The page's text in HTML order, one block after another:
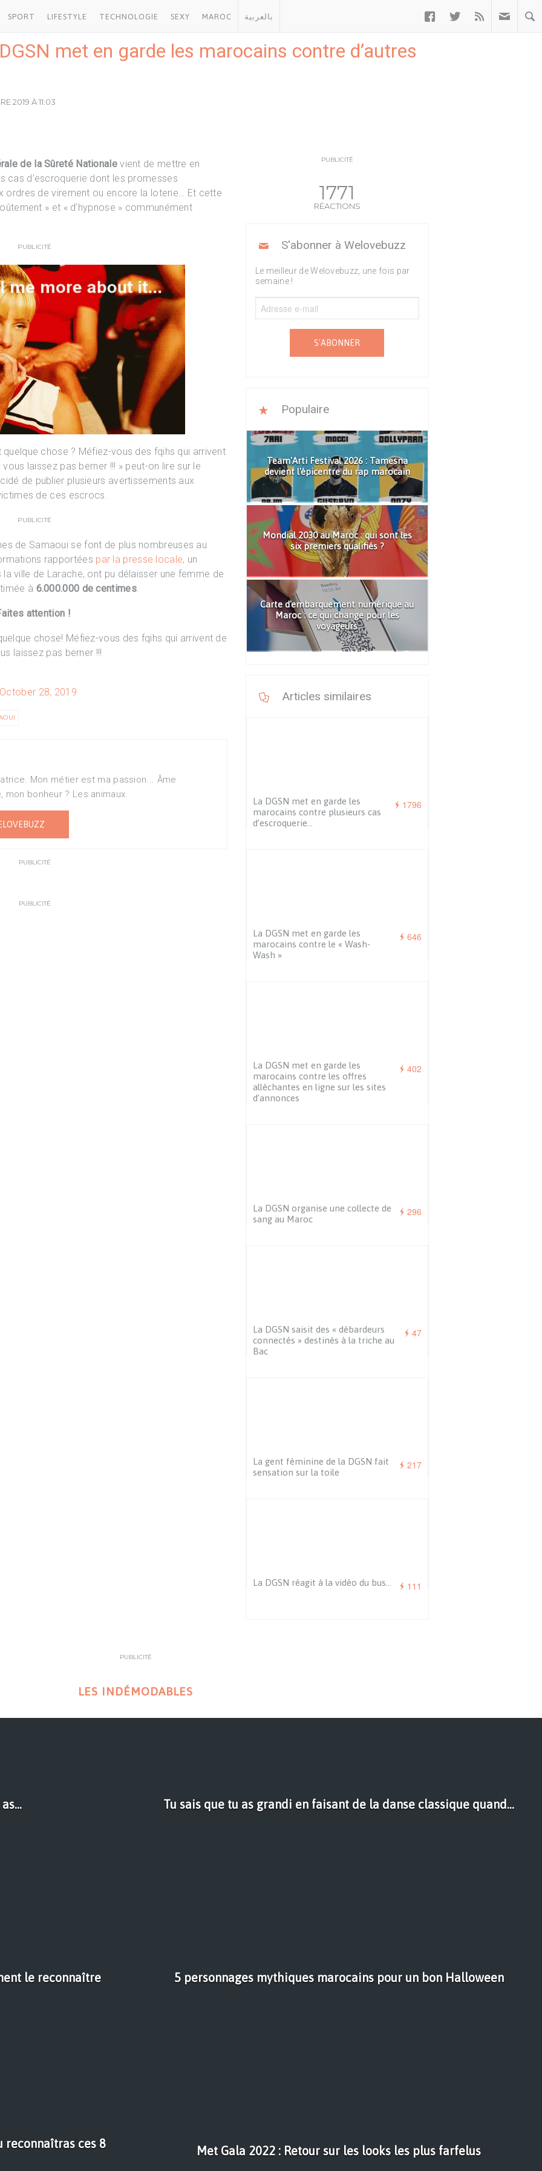
SPORT LIFESTYLE TECHNOLOGIE SEXY MAROC بالعربية   
met en garde les marocains contre d’autres
2019 À 11:03
de la Sûreté Nationalevient de mettre en
cas d’escroquerie dont les promesses
ordres de virement ou encore la loterie… Et cette
» et « d’hypnose » communément
PUBLICITÉ
chose ? Méfiez-vous des fqihs qui arrivent
laissez pas berner !!! » peut-on lire sur le
de publier plusieurs avertissements aux
de ces escrocs.
PUBLICITÉ
de Samaoui se font de plus nombreuses au
rapportées par la presse locale, un
ville de Larache, ont pu délaisser une femme de
à 6.000.000 de centimes.
attention !
chose! Méfiez-vous des fqihs qui arrivent de
laissez pas berner !!!
October 28, 2019
Mon métier est ma passion... Âme
mon bonheur ? Les animaux.
PUBLICITÉ
PUBLICITÉ
PUBLICITÉ
1771
RÉACTIONS
S'abonner à Welovebuzz
Le meilleur de Welovebuzz, une fois par
semaine !
S'ABONNER
Populaire
Team'Arti Festival 2026 : Tamesna
devient l'épicentre du rap marocain
Mondial 2030 au Maroc : qui sont les
six premiers qualifiés ?
Carte d'embarquement numérique au
Maroc : ce qui change pour les
voyageurs
Articles similaires
1796
La DGSN met en garde les
marocains contre plusieurs cas
d’escroquerie…
646
La DGSN met en garde les
marocains contre le « Wash-
Wash »
402
La DGSN met en garde les
marocains contre les offres
alléchantes en ligne sur les sites
d’annonces
296
La DGSN organise une collecte de
sang au Maroc
47
La DGSN saisit des « débardeurs
connectés » destinés à la triche au
Bac
217
La gent féminine de la DGSN fait
sensation sur la toile
111
La DGSN réagit à la vidéo du bus…
PUBLICITÉ
LES INDÉMODABLES
Tu sais que tu as grandi en faisant de la danse classique quand...
le reconnaître 5 personnages mythiques marocains pour un bon Halloween
reconnaîtras ces 8
Met Gala 2022 : Retour sur les looks les plus farfelus